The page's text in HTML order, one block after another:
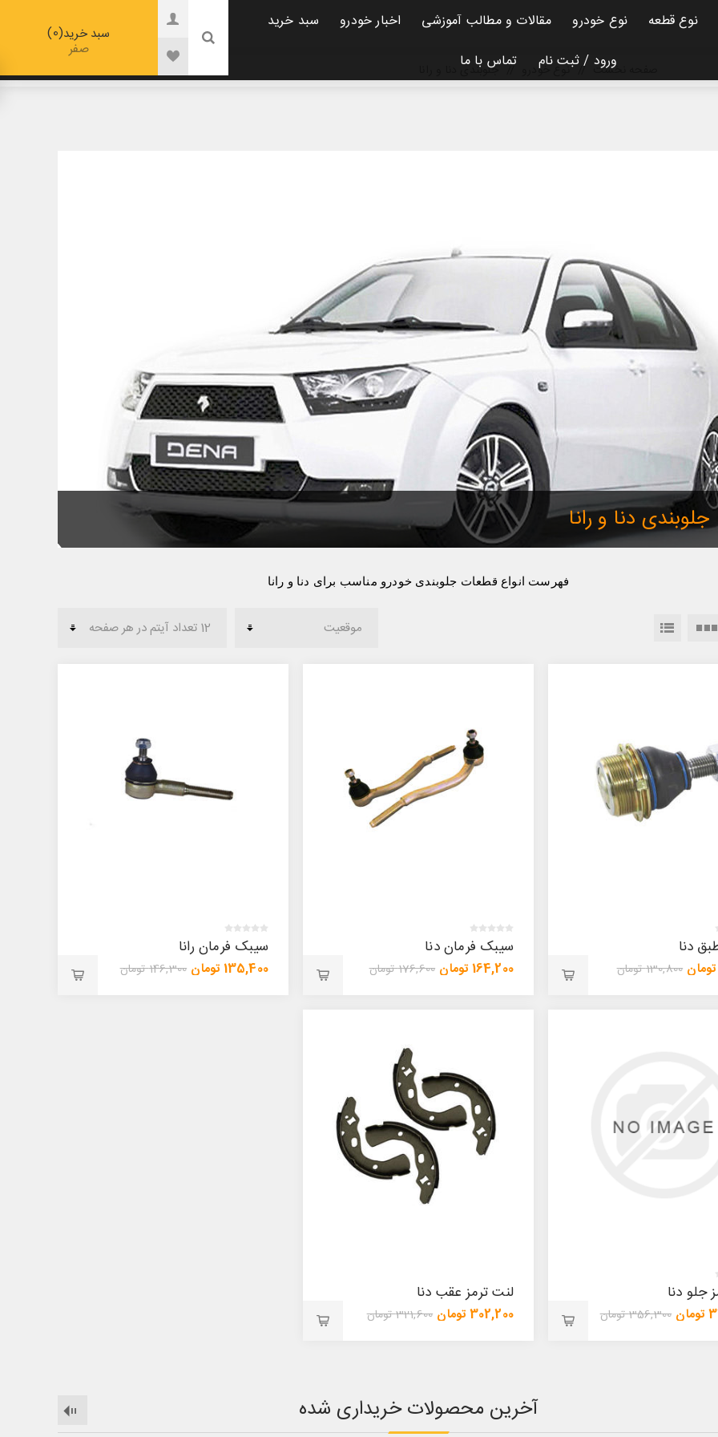
نوع قطعه نوع خودرو مقالات و مطالب آموزشی اخبار خودرو
سبد خرید
ورود / ثبت نام
تماس با ما
سبد خرید 0
صفر
صفحه نخست / نوع خودرو / جلوبندی دنا و رانا
جلوبندی دنا و رانا
فهرست انواع قطعات جلوبندی خودرو مناسب برای دنا و رانا
دنا
130,800 تومان
سیبک فرمان دنا
164,200 تومان 176,600 تومان
سیبک فرمان رانا
135,400 تومان 146,300 تومان
جلو دنا
356,300 تومان
لنت ترمز عقب دنا
302,200 تومان 321,600 تومان
آخرین محصولات خریداری شده